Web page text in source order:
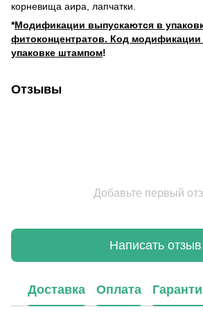
корневища аира, лапчатки.
*Модификации выпускаются в
фитоконцентратов. Код модификации
упаковке штампом!
Отзывы
Добавьте первый
Написать отзыв
Доставка Оплата